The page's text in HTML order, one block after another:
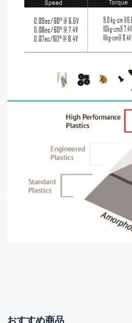
おすすめ商品